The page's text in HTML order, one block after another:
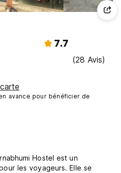
7.7
(28 Avis)
avance pour bénéficier de
Hostel est un
les voyageurs. Elle se